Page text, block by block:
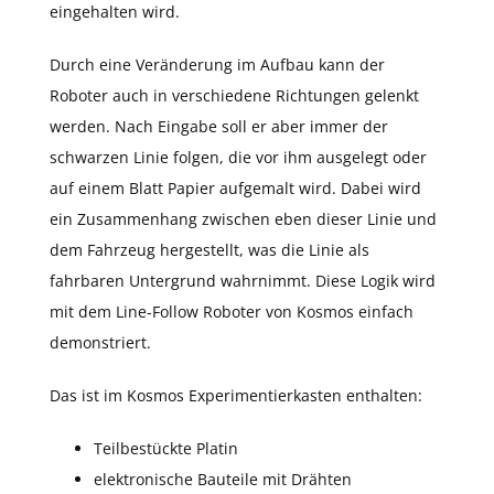
eingehalten wird.
Durch eine Veränderung im Aufbau kann der
Roboter auch in verschiedene Richtungen gelenkt
werden. Nach Eingabe soll er aber immer der
schwarzen Linie folgen, die vor ihm ausgelegt oder
auf einem Blatt Papier aufgemalt wird. Dabei wird
ein Zusammenhang zwischen eben dieser Linie und
dem Fahrzeug hergestellt, was die Linie als
fahrbaren Untergrund wahrnimmt. Diese Logik wird
mit dem Line-Follow Roboter von Kosmos einfach
demonstriert.
Das ist im Kosmos Experimentierkasten enthalten:
Teilbestückte Platin
elektronische Bauteile mit Drähten